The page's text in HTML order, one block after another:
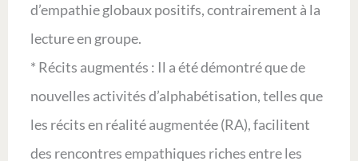
d’empathie globaux positifs, contrairement à la
lecture en groupe.
* Récits augmentés : Il a été démontré que de
nouvelles activités d’alphabétisation, telles que
les récits en réalité augmentée (RA), facilitent
des rencontres empathiques riches entre les